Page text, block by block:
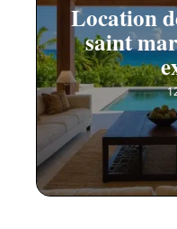
Location
saint